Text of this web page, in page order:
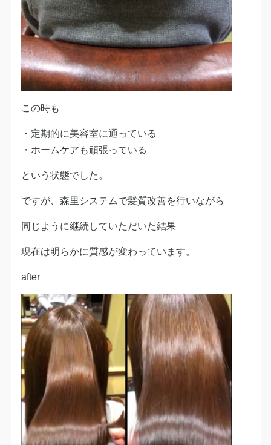
この時も
・定期的に美容室に通っている
・ホームケアも頑張っている
という状態でした。
ですが、森里システムで髪質改善を行いながら
同じように継続していただいた結果
現在は明らかに質感が変わっています。
after